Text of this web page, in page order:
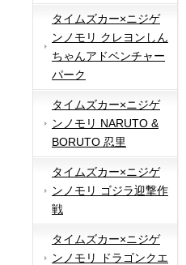
タイムズカー×ニジゲ
ンノモリ クレヨンしん
ちゃんアドベンチャー
パーク
タイムズカー×ニジゲ
ンノモリ NARUTO &
BORUTO 忍里
タイムズカー×ニジゲ
ンノモリ ゴジラ迎撃作
戦
タイムズカー×ニジゲ
ンノモリ ドラゴンクエ